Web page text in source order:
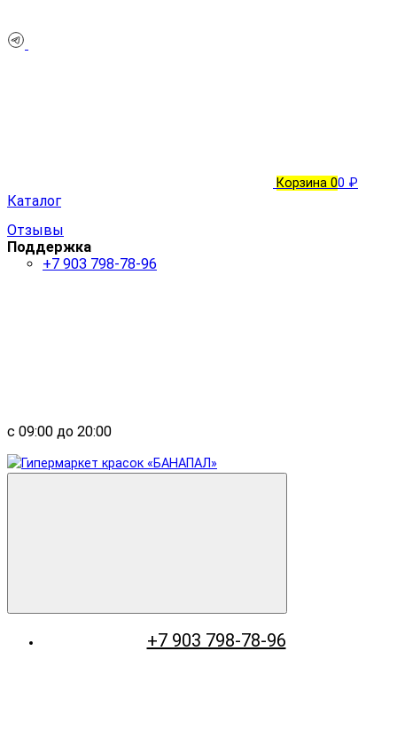
Корзина 00 ₽
Каталог
Отзывы
Поддержка
+7 903 798-78-96
с 09:00 до 20:00
+7 903 798-78-96